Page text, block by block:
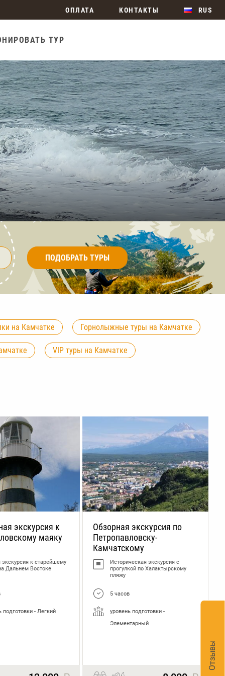
ОПЛАТА КОНТАКТЫ RUS
ТУР
ПОДОБРАТЬ ТУРЫ
на Камчатке Горнолыжные туры на Камчатке
VIP туры на Камчатке
Камчатке Туры на двоих на Камчатку
Туры на 7 дня на Камчатку
на Камчатку
экскурсия к
маяку
к старейшему
Дальнем Востоке
подготовки - Легкий
Обзорная экскурсия по
Петропавловску-
Камчатскому
Историческая экскурсия с
прогулкой по Халактырскому
пляжу
5 часов
уровень подготовки -
Элементарный
Отзывы